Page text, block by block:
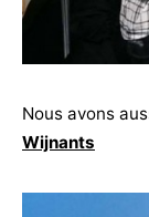
Nous avons
Wijnants